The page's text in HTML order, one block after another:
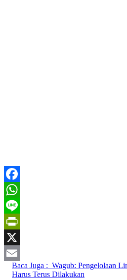
Facebook
WhatsApp
Line
PrintFriendly
X
Email
Baca Juga : Wagub: Pengelolaan
Harus Terus Dilakukan